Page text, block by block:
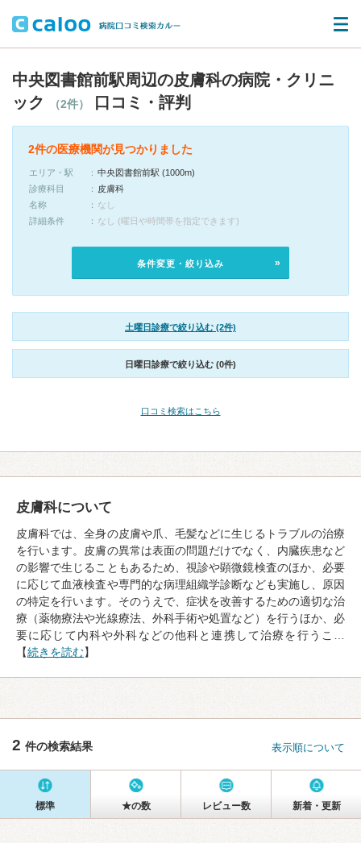
中央図書館前駅周辺の皮膚科の病院・クリニ
ック
（2件） 口コミ・評判
2件の医療機関が見つかりました
エリア・駅
中央図書館前駅 (1000m)
診療科目
皮膚科
名称
なし
詳細条件
なし (曜日や時間帯を指定できます)
条件変更・絞り込み
土曜日診療で絞り込む (2件)
日曜日診療で絞り込む (0件)
口コミ検索はこちら
皮膚科について
皮膚科では、全身の皮膚や爪、毛髪などに生じるトラブルの治療
を行います。皮膚の異常は表面の問題だけでなく、内臓疾患など
の影響で生じることもあるため、視診や顕微鏡検査のほか、必要
に応じて血液検査や専門的な病理組織学診断なども実施し、原因
の特定を行います。そのうえで、症状を改善するための適切な治
療（薬物療法や光線療法、外科手術や処置など）を行うほか、必
要に応じて内科や外科などの他科と連携して治療を行うこ…
【続きを読む】
2 件の検索結果 表示順について
標準 ★の数 レビュー数 新着・更新